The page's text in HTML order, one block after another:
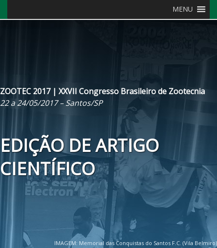
MENU
ZOOTEC 2017 | XXVII Congresso Brasileiro de Zootecnia
22 a 24/05/2017 – Santos/SP
EDIÇÃO DE ARTIGO
CIENTÍFICO
IMAGEM: Memorial das Conquistas do Santos F.C. (Vila Belmiro)